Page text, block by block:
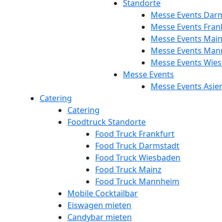
Standorte
Messe Events
Messe Events
Messe Events
Messe Events
Messe Events
Messe Events
Messe Events
Catering
Catering
Foodtruck Standorte
Food Truck Frankfurt
Food Truck Darmstadt
Food Truck Wiesbaden
Food Truck Mainz
Food Truck Mannheim
Mobile Cocktailbar
Eiswagen mieten
Candybar mieten